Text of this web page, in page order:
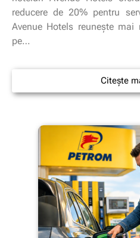
reducere de 20% pentru
Avenue Hotels reunește
pe…
Citește